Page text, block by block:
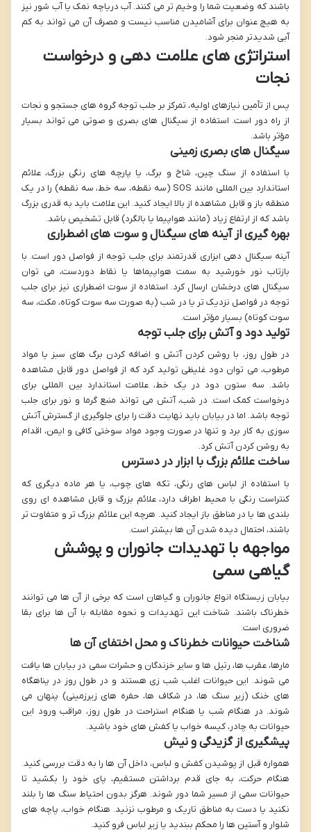
باشند که وضعیت شما را وخیم تر می کنند. آب دریاچه نمک یا آب شور نیز
به هیچ عنوان برای آشامیدن مناسب نیست و مصرف آن می تواند به کم
آبی شدیدتر منجر شود.
استراتژی های علامت دهی و درخواست
نجات
پس از تأمین نیازهای اولیه، تمرکز بر جلب توجه گروه های جستجو و نجات
از راه دور است. استفاده از سیگنال های بصری و صوتی می تواند بسیار
مؤثر باشد.
سیگنال های بصری زمینی
با استفاده از سنگ چین، شاخ و برگ، یا پارچه های رنگی بزرگ، علائم
استاندارد بین المللی مانند SOS (سه نقطه، سه خط، سه نقطه) را در یک
منطقه باز و قابل مشاهده از بالا ایجاد کنید. این علامت باید به قدری بزرگ
باشد که از ارتفاع زیاد (مانند هواپیما یا بالگرد) قابل تشخیص باشد.
بهره گیری از آینه های سیگنال و سوت های اضطراری
آینه سیگنال دهی ابزاری قدرتمند برای جلب توجه از فواصل دور است. با
بازتاب نور خورشید به سمت هواپیماها یا نقاط دوردست، می توان
سیگنال های درخشان ارسال کرد. استفاده از سوت اضطراری نیز برای جلب
توجه در فواصل نزدیک تر یا در شب (به صورت سه سوت کوتاه، مکث، سه
سوت کوتاه) بسیار مؤثر است.
تولید دود و آتش برای جلب توجه
در طول روز، با روشن کردن آتش و اضافه کردن برگ های سبز یا مواد
مرطوب، می توان دود غلیظی تولید کرد که از فواصل دور قابل مشاهده
باشد. سه ستون دود در یک خط، علامت استاندارد بین المللی برای
درخواست کمک است. در شب، آتش می تواند منبع گرما و نور برای جلب
توجه باشد. اما در بیابان باید نهایت دقت را برای جلوگیری از گسترش آتش
سوزی به کار برد و تنها در صورت وجود مواد سوختی کافی و ایمن، اقدام
به روشن کردن آتش کرد.
ساخت علائم بزرگ با ابزار در دسترس
با استفاده از لباس های رنگی، تکه های چوب، یا هر ماده دیگری که
کنتراست رنگی با محیط اطراف دارد، علائم بزرگ و قابل مشاهده ای روی
بلندی ها یا در مناطق باز ایجاد کنید. هرچه این علائم بزرگ تر و متفاوت تر
باشند، احتمال دیده شدن آن ها بیشتر است.
مواجهه با تهدیدات جانوران و پوشش
گیاهی سمی
بیابان زیستگاه انواع جانوران و گیاهان است که برخی از آن ها می توانند
خطرناک باشند. شناخت این تهدیدات و نحوه مقابله با آن ها برای بقا
ضروری است.
شناخت حیوانات خطرناک و محل اختفای آن ها
مارها، عقرب ها، رتیل ها و سایر خزندگان و حشرات سمی در بیابان ها یافت
می شوند. این حیوانات اغلب شب زی هستند و در طول روز در پناهگاه
های خنک (زیر سنگ ها، در شکاف ها، حفره های زیرزمینی) پنهان می
شوند. در هنگام شب یا هنگام استراحت در طول روز، مراقب ورود این
حیوانات به چادر، کیسه خواب یا کفش های خود باشید.
پیشگیری از گزیدگی و نیش
همواره قبل از پوشیدن کفش و لباس، داخل آن ها را به دقت بررسی کنید.
هنگام حرکت، به جای قدم برداشتن مستقیم، پای خود را بکشید تا
حیوانات سمی از مسیر شما دور شوند. هرگز بدون احتیاط سنگ ها را بلند
نکنید یا دست به مناطق تاریک و مرطوب نزنید. هنگام خواب، پاچه های
شلوار و آستین ها را محکم ببندید یا زیر لباس فرو کنید.